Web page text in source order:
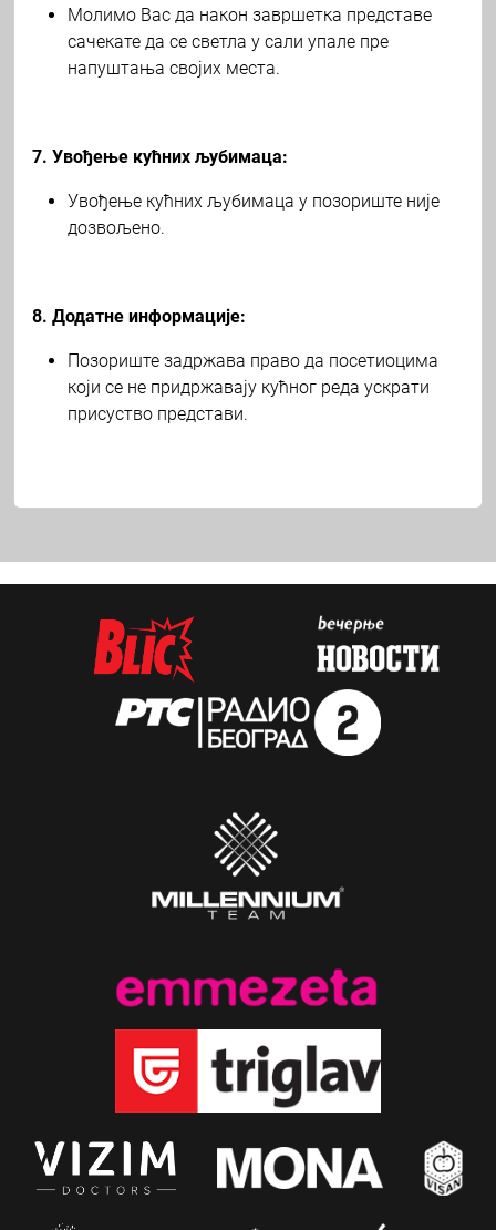
Молимо Вас да након завршетка представе
сачекате да се светла у сали упале пре
напуштања својих места.
7. Увођење кућних љубимаца:
Увођење кућних љубимаца у позориште није
дозвољено.
8. Додатне информације:
Позориште задржава право да посетиоцима
који се не придржавају кућног реда ускрати
присуство представи.